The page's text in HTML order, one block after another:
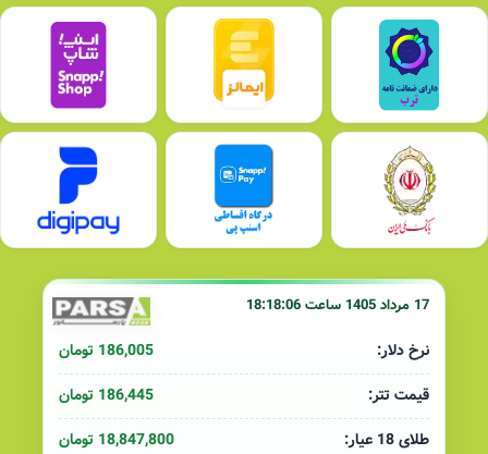
17 مرداد 1405 ساعت 18:18:06
نرخ دلار:
186,005 تومان
قیمت تتر:
186,445 تومان
طلای 18 عیار:
18,847,800 تومان